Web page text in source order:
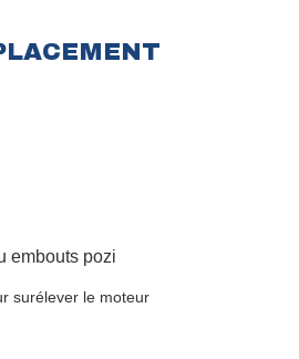
embouts pozi
surélever le moteur